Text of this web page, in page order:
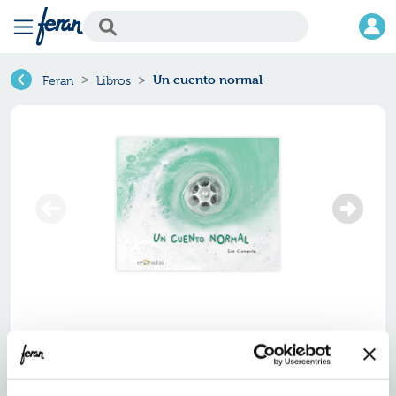
Feran Libros Un cuento normal